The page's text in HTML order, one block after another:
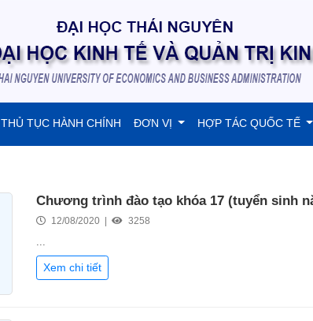
THỦ TỤC HÀNH CHÍNH ĐƠN VỊ HỢP TÁC QUỐC TẾ
Chương trình đào tạo khóa 17 (tuyển sinh
12/08/2020 | 3258
...
Xem chi tiết